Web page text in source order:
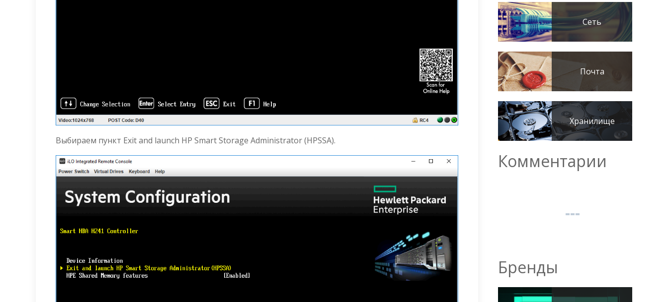
Выбираем пункт Exit and launch HP Smart Storage Administrator (HPSSA).
Сеть
Почта
Хранилище
Комментарии
Бренды